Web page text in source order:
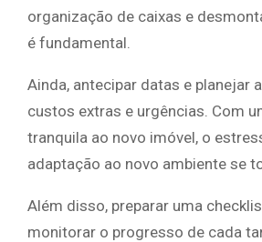
organização de caixas e
é fundamental.
Ainda, antecipar datas e planejar
custos extras e urgências. Com
tranquila ao novo imóvel, o
adaptação ao novo ambiente se
Além disso, preparar uma
monitorar o progresso de cada